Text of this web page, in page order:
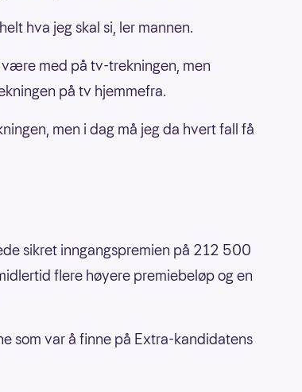
hva jeg skal si, ler mannen.
med på tv-trekningen, men
på tv hjemmefra.
men i dag må jeg da hvert fall få
sikret inngangspremien på 212 500
flere høyere premiebeløp og en
som var å finne på Extra-kandidatens